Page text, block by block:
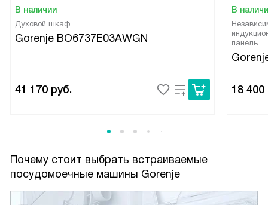
В наличии
Духовой шкаф
Gorenje BO6737E03AWGN
41 170 руб.
В
панель
18 400
Почему стоит выбрать встраиваемые
посудомоечные машины Gorenje